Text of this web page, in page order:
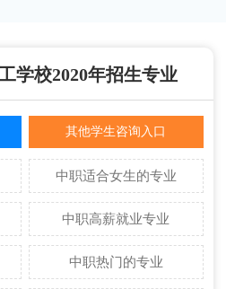
学校2020年招生专业
其他学生咨询入口
中职适合女生的专业
中职高薪就业专业
中职热门的专业